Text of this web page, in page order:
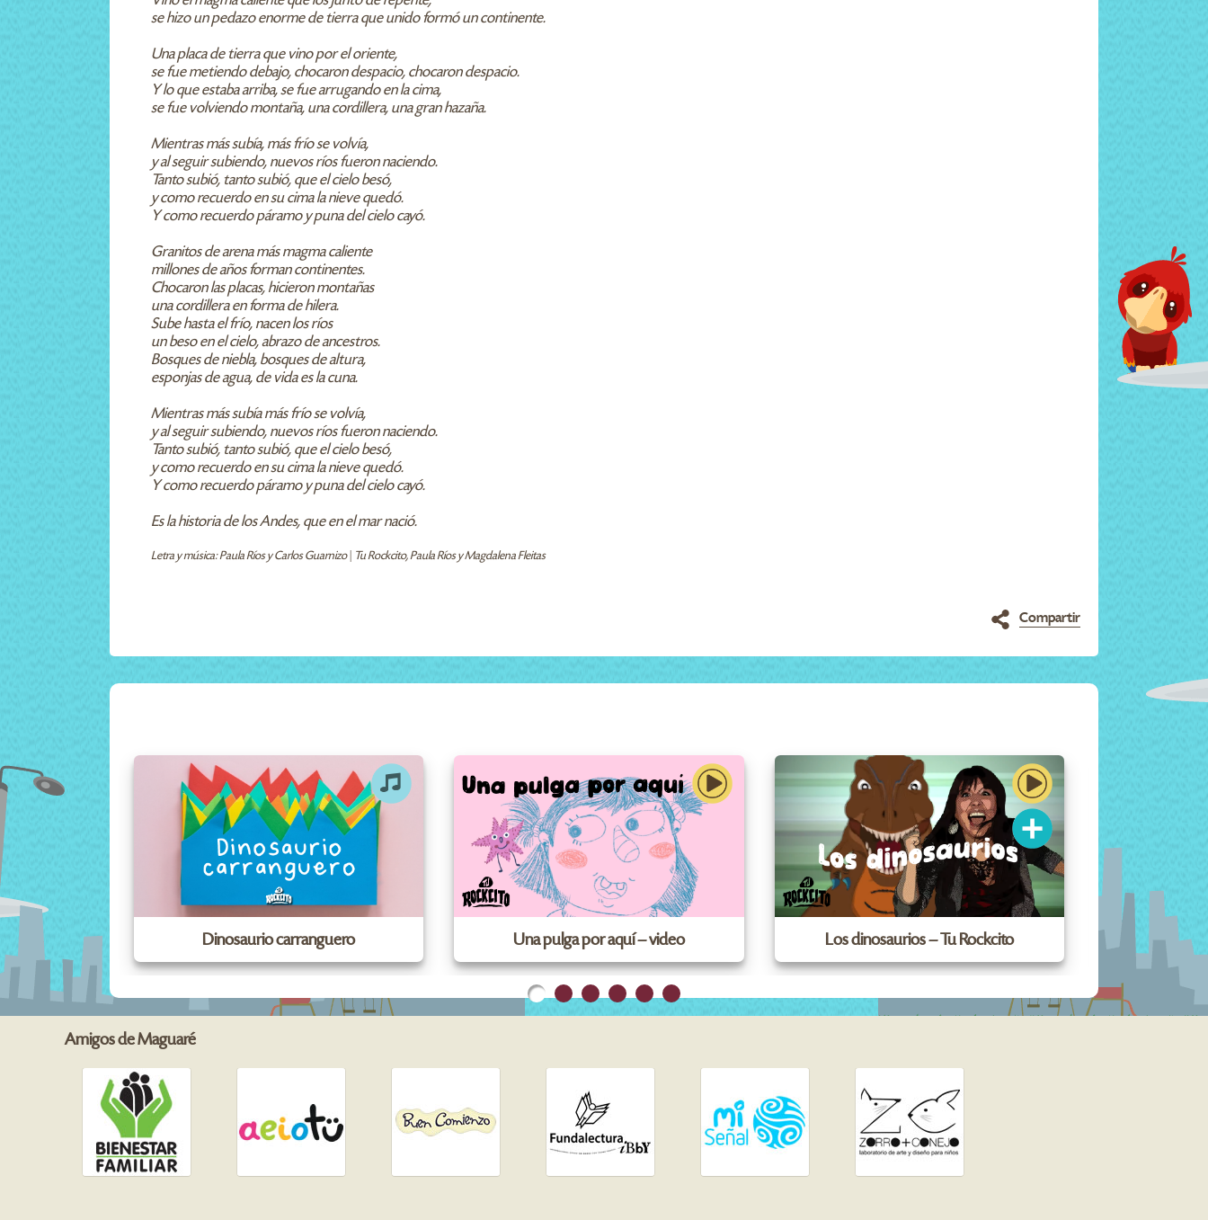
se hizo un pedazo enorme de tierra que unido formó un continente.
Una placa de tierra que vino por el oriente,
se fue metiendo debajo, chocaron despacio, chocaron despacio.
Y lo que estaba arriba, se fue arrugando en la cima,
se fue volviendo montaña, una cordillera, una gran hazaña.
Mientras más subía, más frío se volvía,
y al seguir subiendo, nuevos ríos fueron naciendo.
Tanto subió, tanto subió, que el cielo besó,
y como recuerdo en su cima la nieve quedó.
Y como recuerdo páramo y puna del cielo cayó.
Granitos de arena más magma caliente
millones de años forman continentes.
Chocaron las placas, hicieron montañas
una cordillera en forma de hilera.
Sube hasta el frío, nacen los ríos
un beso en el cielo, abrazo de ancestros.
Bosques de niebla, bosques de altura,
esponjas de agua, de vida es la cuna.
Mientras más subía más frío se volvía,
y al seguir subiendo, nuevos ríos fueron naciendo.
Tanto subió, tanto subió, que el cielo besó,
y como recuerdo en su cima la nieve quedó.
Y como recuerdo páramo y puna del cielo cayó.
Es la historia de los Andes, que en el mar nació.
Letra y música: Paula Ríos y Carlos Guarnizo | Tu Rockcito, Paula Ríos y Magdalena Fleitas
Compartir
Dinosaurio carranguero Una pulga por aquí – video Los dinosaurios – Tu Rockcito De la
Amigos de Maguaré